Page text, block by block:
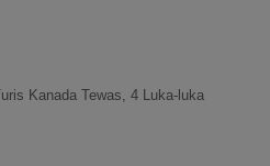
Kanada Tewas, 4 Luka-luka